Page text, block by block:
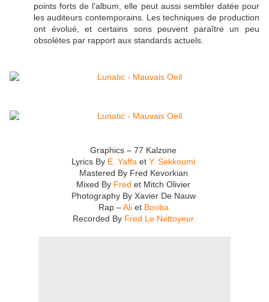
points forts de l'album, elle peut aussi sembler datée pour
les auditeurs contemporains. Les techniques de production
ont évolué, et certains sons peuvent paraître un peu
obsolètes par rapport aux standards actuels.
Graphics – 77 Kalzone
Lyrics By E. Yaffa et Y. Sekkoumi
Mastered By Fred Kevorkian
Mixed By Fred et Mitch Olivier
Photography By Xavier De Nauw
Rap –Aliet Booba
Recorded By Fred Le Nettoyeur